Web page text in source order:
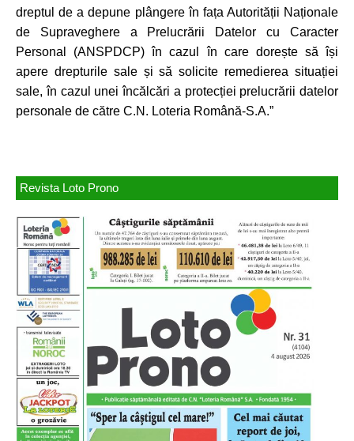
dreptul de a depune plângere în fața Autorității Naționale
de Supraveghere a Prelucrării Datelor cu Caracter
Personal (ANSPDCP) în cazul în care dorește să își
apere drepturile sale și să solicite remedierea situației
sale, în cazul unei încălcări a protecției prelucrării datelor
personale de către C.N. Loteria Română-S.A.”
Revista Loto Prono